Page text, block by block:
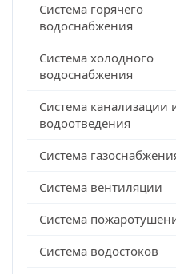
Система горячего
водоснабжения
Система холодного
водоснабжения
Система канализации
водоотведения
Система
Система вентиляции
Система
Система водостоков